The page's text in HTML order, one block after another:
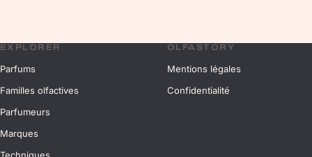
EXPLORER
Parfums
Familles olfactives
Parfumeurs
Marques
OLFASTORY
Mentions légales
Confidentialité